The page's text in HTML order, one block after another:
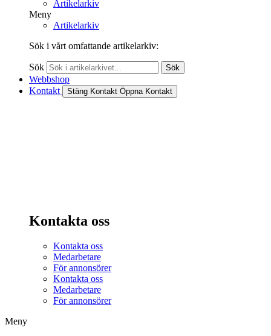
Artikelarkiv
Meny
Artikelarkiv
Sök i vårt omfattande artikelarkiv:
Sök Sök
Webbshop
Kontakt
Stäng Kontakt Öppna Kontakt
Kontakta oss
Kontakta oss
Medarbetare
För annonsörer
Kontakta oss
Medarbetare
För annonsörer
Meny